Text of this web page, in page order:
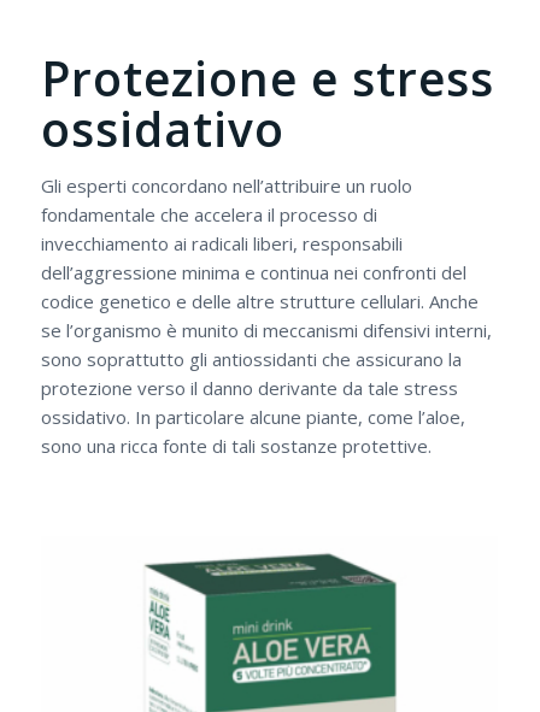
Protezione e stress
ossidativo
Gli esperti concordano nell’attribuire un ruolo
fondamentale che accelera il processo di
invecchiamento ai radicali liberi, responsabili
dell’aggressione minima e continua nei confronti del
codice genetico e delle altre strutture cellulari. Anche
se l’organismo è munito di meccanismi difensivi interni,
sono soprattutto gli antiossidanti che assicurano la
protezione verso il danno derivante da tale stress
ossidativo. In particolare alcune piante, come l’aloe,
sono una ricca fonte di tali sostanze protettive.